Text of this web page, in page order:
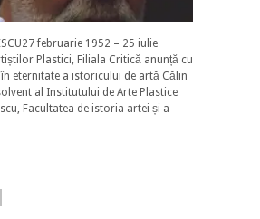
februarie 1952 – 25 iulie
Plastici, Filiala Critică anunță cu
eternitate a istoricului de artă Călin
al Institutului de Arte Plastice
Facultatea de istoria artei și a